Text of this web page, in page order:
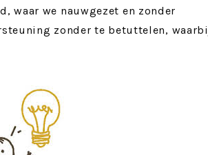
waar we nauwgezet en zonder
zonder te betuttelen,